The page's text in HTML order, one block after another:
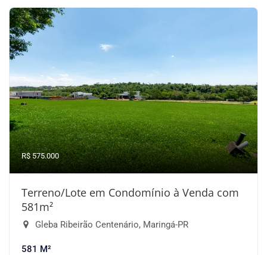
R$ 575.000
Terreno/Lote em Condomínio à Venda com
581m²
Gleba Ribeirão Centenário, Maringá-PR
581 M²